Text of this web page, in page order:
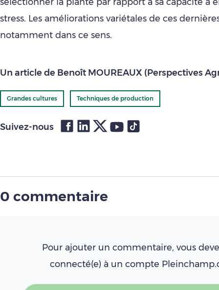
stress. Les améliorations variétales de ces
notamment dans ce sens.
Un article de Benoît MOUREAUX (Perspectives
Grandes cultures Techniques de production
Suivez-nous
0 commentaire
Pour ajouter un commentaire, vous
connecté(e) à un compte